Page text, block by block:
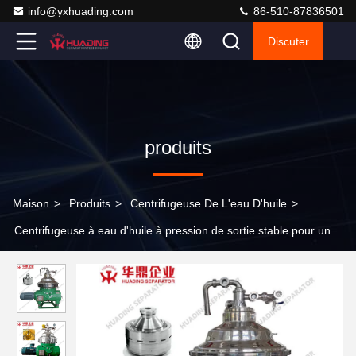
info@yxhuading.com 86-510-87836501
Discuter
produits
Maison > Produits > Centrifugeuse De L'eau D'huile >
Centrifugeuse à eau d'huile à pression de sortie stable pour un